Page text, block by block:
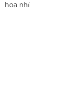
hoa nhí